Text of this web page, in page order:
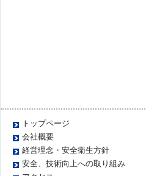
トップページ
会社概要
経営理念・安全衛生方針
安全、技術向上への取り組み